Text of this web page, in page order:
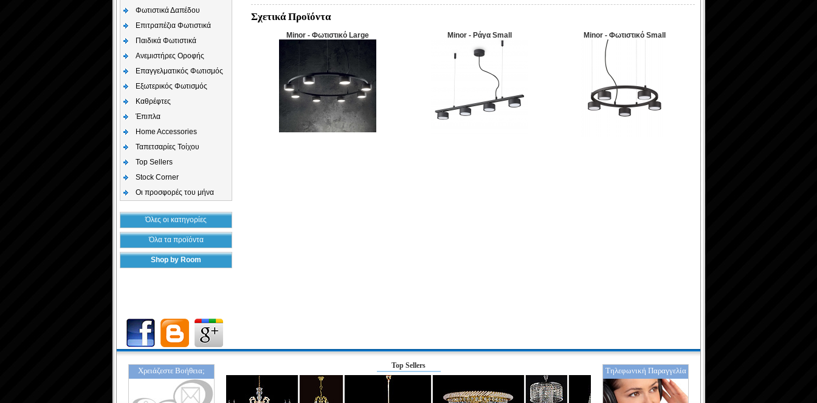
Φωτιστικά Δαπέδου
Επιτραπέζια Φωτιστικά
Παιδικά Φωτιστικά
Aνεμιστήρες Οροφής
Επαγγελματικός Φωτισμός
Εξωτερικός Φωτισμός
Καθρέφτες
Έπιπλα
Home Accessories
Ταπετσαρίες Τοίχου
Top Sellers
Stock Corner
Οι προσφορές του μήνα
Όλες οι κατηγορίες
Όλα τα προϊόντα
Shop by Room
Σχετικά Προϊόντα
Minor - Φωτιστικό Large Minor - Ράγα Small Minor - Φωτιστικό Small
Χρειάζεστε Βοήθεια;
Top Sellers
Τηλεφωνική Παραγγελία